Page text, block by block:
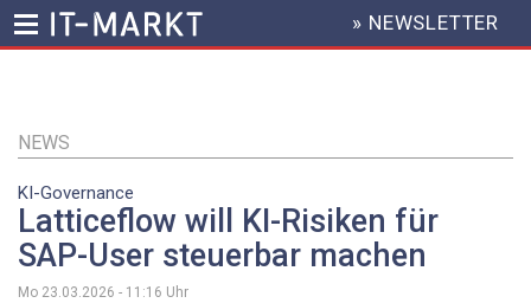
Inhalt
HEADER
MENU
» NEWSLETTER
NEWS
KI-Governance
Latticeflow will KI-Risiken für
SAP-User steuerbar machen
Mo 23.03.2026 - 11:16 Uhr